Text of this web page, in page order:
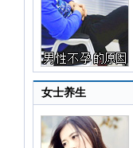
女士养生